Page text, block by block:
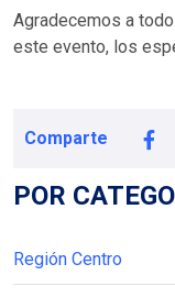
Agradecemos a
este evento, los
Comparte
POR
Región Centro